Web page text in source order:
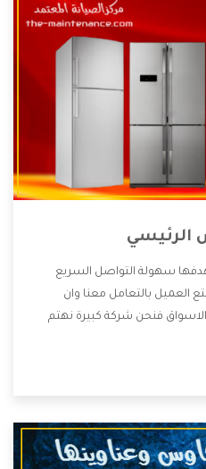
الرئيسي
سهولة التواصل السريع
العميل بالتعامل معنا وان
فنحن شركة كبيرة نهتم
الصيانة التى تكون من أهم
لكثير من العملاء